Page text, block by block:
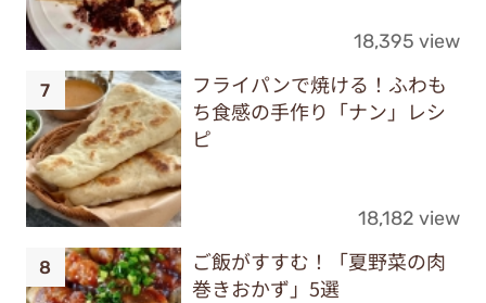
18,395 view
フライパンで焼ける！ふわも
ち食感の手作り「ナン」レシ
ピ
18,182 view
ご飯がすすむ！「夏野菜の肉
巻きおかず」5選